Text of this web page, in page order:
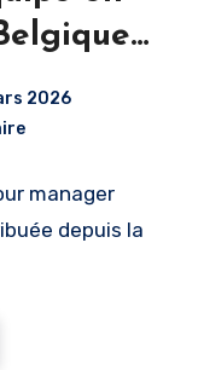
:
2026
manager
depuis la